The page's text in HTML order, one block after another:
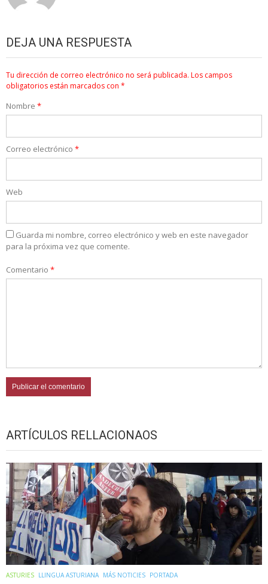
DEJA UNA RESPUESTA
Tu dirección de correo electrónico no será publicada. Los campos
obligatorios están marcados con *
Nombre *
Correo electrónico *
Web
Guarda mi nombre, correo electrónico y web en este navegador
para la próxima vez que comente.
Comentario *
ARTÍCULOS RELLACIONAOS
ASTURIES LLINGUA ASTURIANA MÁS NOTICIES PORTADA